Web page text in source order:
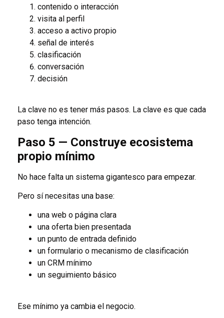
contenido o interacción
visita al perfil
acceso a activo propio
señal de interés
clasificación
conversación
decisión
La clave no es tener más pasos. La clave es que cada
paso tenga intención.
Paso 5 — Construye ecosistema
propio mínimo
No hace falta un sistema gigantesco para empezar.
Pero sí necesitas una base:
una web o página clara
una oferta bien presentada
un punto de entrada definido
un formulario o mecanismo de clasificación
un CRM mínimo
un seguimiento básico
Ese mínimo ya cambia el negocio.